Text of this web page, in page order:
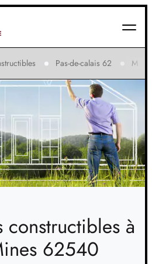
Pas-de-calais 62
constructibles à
62540